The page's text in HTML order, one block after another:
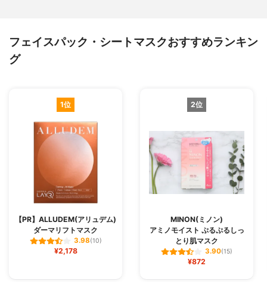
フェイスパック・シートマスクおすすめランキン
グ
1位
【PR】ALLUDEM(アリュデム)
ダーマリフトマスク
3.98(10)
¥2,178
2位
MINON(ミノン)
アミノモイスト ぷるぷるしっ
とり肌マスク
3.90(15)
¥872